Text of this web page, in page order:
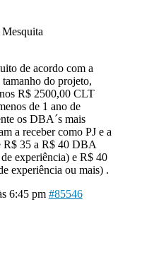
de acordo com a
do projeto,
R$ 2500,00 CLT
de 1 ano de
os DBA´s mais
a receber como PJ e a
R$ 35 a R$ 40 DBA
experiência) e R$ 40
experiência ou mais) .
6:45 pm #85546